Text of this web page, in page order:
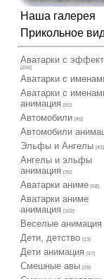
Наша галерея
Прикольное
Аватарки с
[204]
Аватарки с
Аватарки с
анимация
[91]
Автомобили [45]
Автомобили
Эльфы и Ангелы [43]
Ангелы и эльфы
анимация
[35]
Аватарки аниме [58]
Аватарки аниме
анимация
[102]
Веселые анимация
Дети, детство [13]
Дети анимация [37]
Cмешные авы [29]